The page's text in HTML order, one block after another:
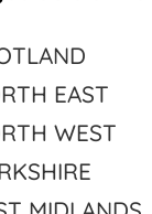
EAST
WEST